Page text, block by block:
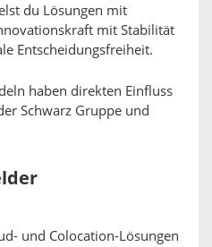
du Lösungen mit
mit Stabilität
Entscheidungsfreiheit.
haben direkten Einfluss
Schwarz Gruppe und
und Colocation-Lösungen